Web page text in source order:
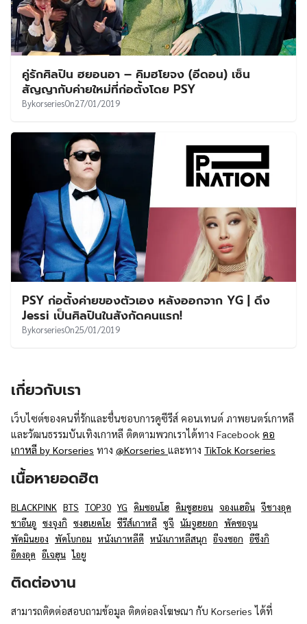
คู่รักศิลปิน ฮยอนอา – คิมฮโยจง (อีดอน) เซ็น
สัญญากับค่ายใหม่ที่ก่อตั้งโดย PSY
BykorseriesOn27/01/2019
PSY ก่อตั้งค่ายของตัวเอง หลังออกจาก YG | ดึง
Jessi เป็นศิลปินในสังกัดคนแรก!
BykorseriesOn25/01/2019
เกี่ยวกับเรา
เว็บไซต์ของคนที่รักและชื่นชอบการดูซีรีส์ คอนเทนต์ ภาพยนตร์เกาหลี
และวัฒนธรรมบันเทิงเกาหลี ติดตามพวกเราได้ทาง Facebook คอ
เกาหลี by Korseries ทาง @Korseries และทาง TikTok Korseries
เนื้อหายอดฮิต
BLACKPINK BTS TOP30 YG คิมซอนโฮ คิมซูฮยอน จองแฮอิน จีชางอุค
ชาอึนอู ซงจุงกิ ซงฮเยคโย ซีรีส์เกาหลี ซูจี นัมจูฮยอก พัคซอจุน
พัคมินยอง พัคโบกอม หนังเกาหลีดี หนังเกาหลีสนุก อีจงซอก อีซึงกิ
อีดงอุค อีเจฮุน ไอยู
ติดต่องาน
สามารถติดต่อสอบถามข้อมูล ติดต่อลงโฆษณา กับ Korseries ได้ที่